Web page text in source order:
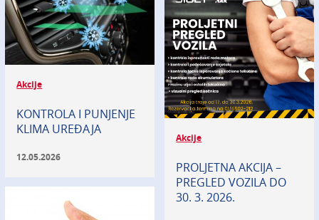
Akcije
KONTROLA I PUNJENJE
KLIMA UREĐAJA
12.05.2026
Akcije
PROLJETNA AKCIJA –
PREGLED VOZILA DO
30. 3. 2026.